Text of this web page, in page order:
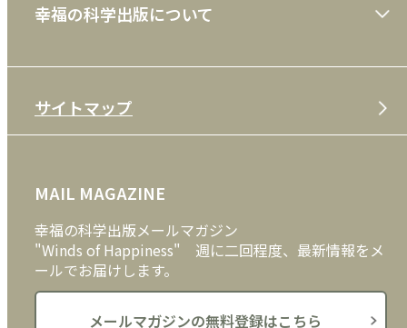
雑誌
CD
DVD・ブルーレイ
外国語
利用規約
特定商取引法
プライバシーポリシー
クッキーポリシー
幸福の科学出版について
メディア・ライブラリー
サイトマップ
MAIL MAGAZINE
幸福の科学出版メールマガジン
"Winds of Happiness" 週に二回程度、最新情報をメ
ールでお届けします。
メールマガジンの無料登録はこちら